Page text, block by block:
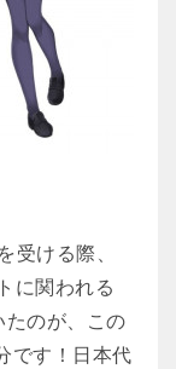
受ける際、
に関われる
のが、この
です！日本代